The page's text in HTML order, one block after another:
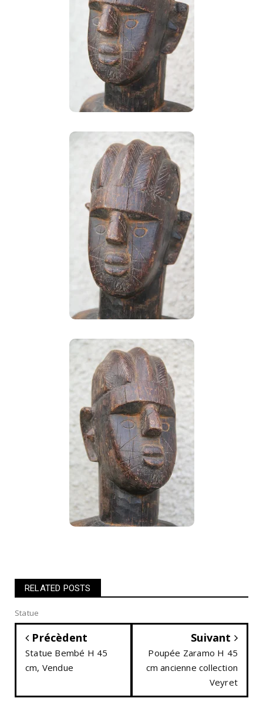
RELATED POSTS
Statue
Précèdent
Statue Bembé H 45
cm, Vendue
Suivant
Poupée Zaramo H 45
cm ancienne collection
Veyret